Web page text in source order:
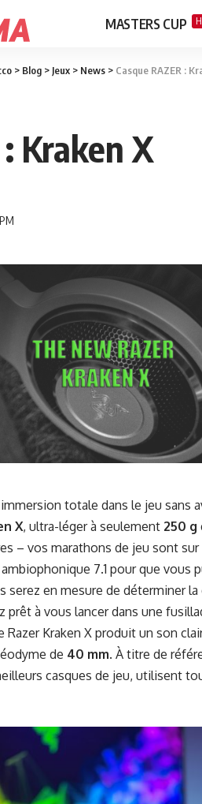
MASTERS CUP
> Blog > Jeux > News > Casque RAZER :
Kraken X
totale dans le jeu sans
X, ultra-léger à seulement 250 g
– vos marathons de jeu sont
7.1 pour que vous
serez en mesure de déterminer
prêt à vous lancer dans une
Razer Kraken X produit un son
de 40 mm. À titre de
casques de jeu, utilisent